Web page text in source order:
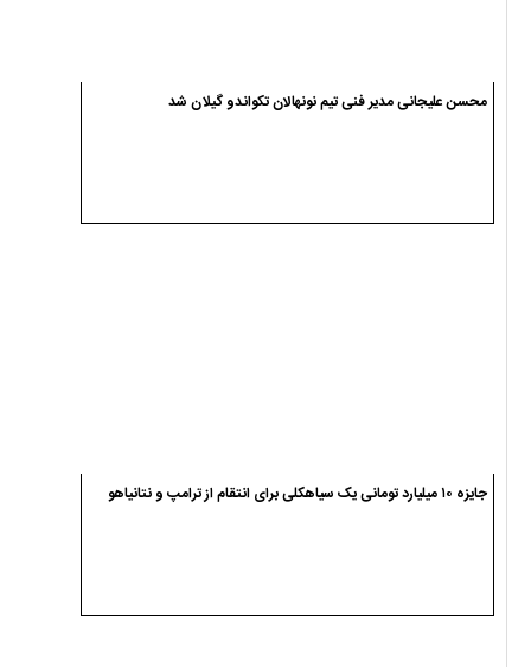
محسن علیجانی مدیر فنی تیم نونهالان تکواندو گیلان شد
جایزه ۱۰ میلیارد تومانی یک سیاهکلی برای انتقام از ترامپ و نتانیاهو